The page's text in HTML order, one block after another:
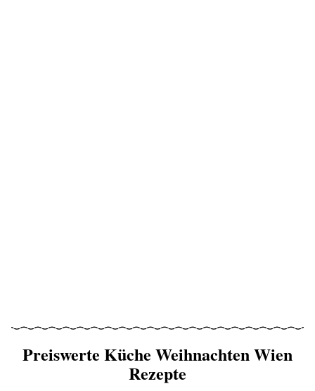
Preiswerte Küche Weihnachten Wien
Rezepte